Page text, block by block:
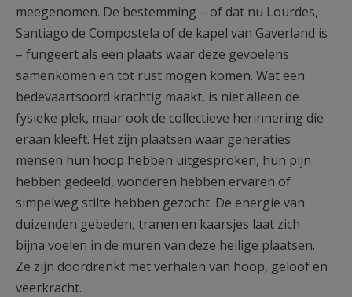
meegenomen. De bestemming – of dat nu Lourdes,
Santiago de Compostela of de kapel van Gaverland is
– fungeert als een plaats waar deze gevoelens
samenkomen en tot rust mogen komen. Wat een
bedevaartsoord krachtig maakt, is niet alleen de
fysieke plek, maar ook de collectieve herinnering die
eraan kleeft. Het zijn plaatsen waar generaties
mensen hun hoop hebben uitgesproken, hun pijn
hebben gedeeld, wonderen hebben ervaren of
simpelweg stilte hebben gezocht. De energie van
duizenden gebeden, tranen en kaarsjes laat zich
bijna voelen in de muren van deze heilige plaatsen.
Ze zijn doordrenkt met verhalen van hoop, geloof en
veerkracht.